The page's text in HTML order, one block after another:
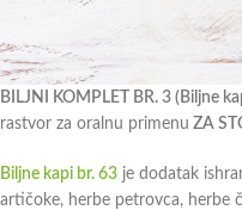
BILJNI KOMPLET BR. 3 (Biljne
rastvor za oralnu primenu ZA
Biljne kapi br. 63 je dodatak
artičoke, herbe petrovca, herbe